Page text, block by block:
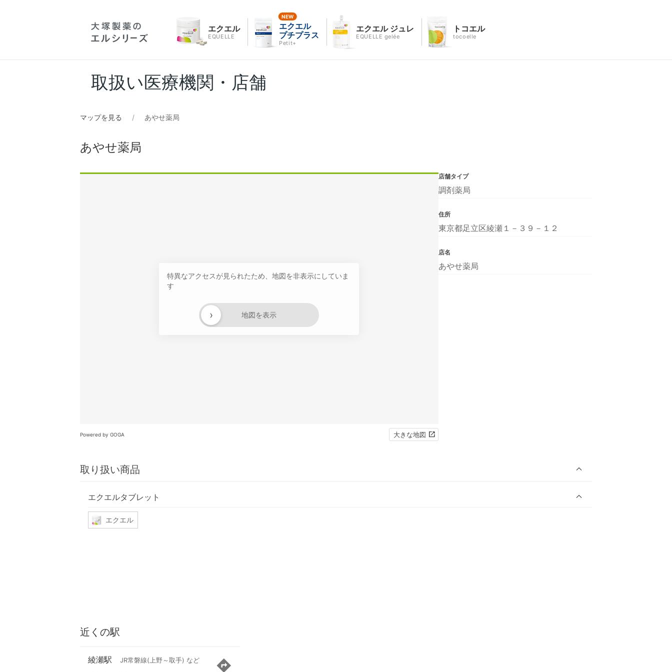
エクエル
EQUELLE
エクエル
プチプラス
Petit+
エクエル ジュレ
EQUELLE gelée
トコエル
tocoelle
取扱い医療機関・店舗
マップを見る あやせ薬局
あやせ薬局
特異なアクセスが見られたため、地図を非表示にしていま
す
地図を表示
›
Powered by GOGA 大きな地図
取り扱い商品
エクエルタブレット
エクエル
店舗タイプ
調剤薬局
住所
東京都足立区綾瀬１－３９－１２
店名
あやせ薬局
近くの駅
綾瀬駅 JR常磐線(上野～取手) など